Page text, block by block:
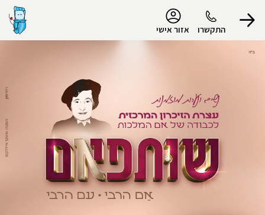
התקשרו אזור אישי
הפרופיל שלי
התנתק